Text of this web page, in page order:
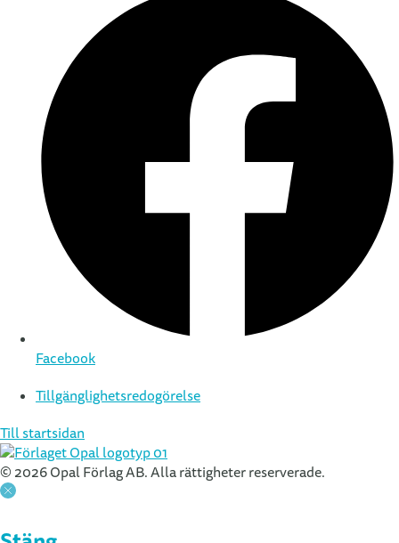
Facebook
Tillgänglighetsredogörelse
Till startsidan
© 2026 Opal Förlag AB. Alla rättigheter reserverade.